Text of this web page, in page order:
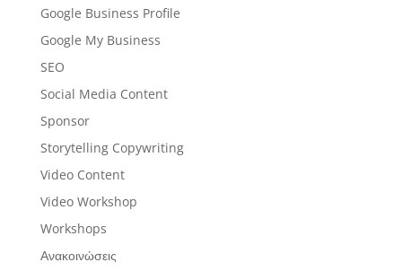
Google Business Profile
Google My Business
SEO
Social Media Content
Sponsor
Storytelling Copywriting
Video Content
Video Workshop
Workshops
Ανακοινώσεις